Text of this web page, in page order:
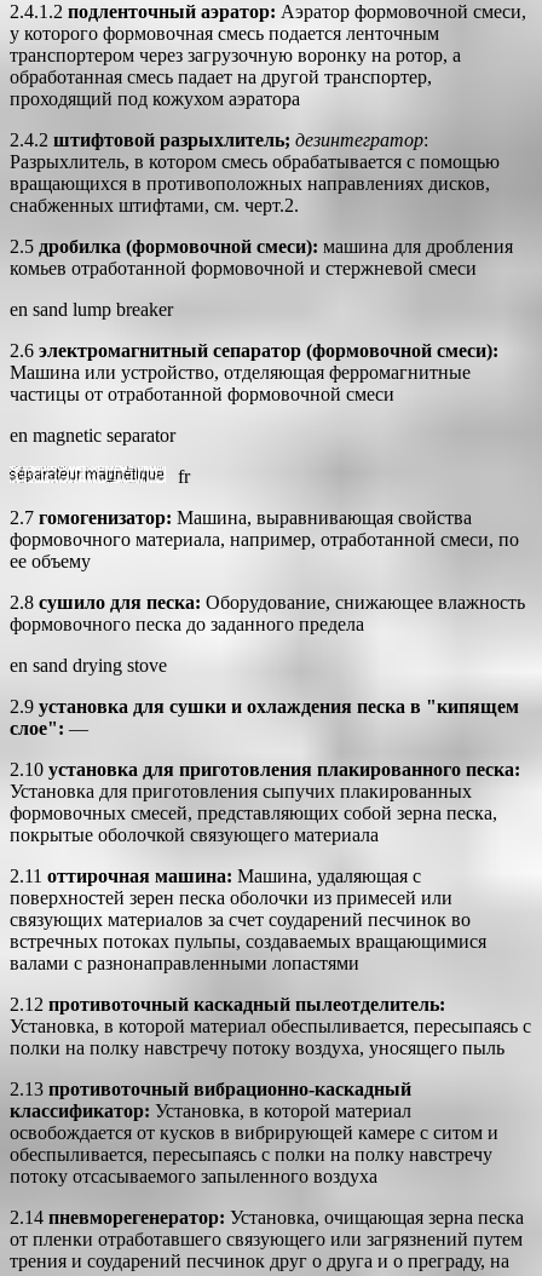
2.4.1.2 подленточный аэратор: Аэратор формовочной смеси,
у которого формовочная смесь подается ленточным
транспортером через загрузочную воронку на ротор, а
обработанная смесь падает на другой транспортер,
проходящий под кожухом аэратора
2.4.2 штифтовой разрыхлитель; дезинтегратор:
Разрыхлитель, в котором смесь обрабатывается с помощью
вращающихся в противоположных направлениях дисков,
снабженных штифтами, см. черт.2.
2.5 дробилка (формовочной смеси): машина для дробления
комьев отработанной формовочной и стержневой смеси
en sand lump breaker
2.6 электромагнитный сепаратор (формовочной смеси):
Машина или устройство, отделяющая ферромагнитные
частицы от отработанной формовочной смеси
en magnetic separator
fr
2.7 гомогенизатор: Машина, выравнивающая свойства
формовочного материала, например, отработанной смеси, по
ее объему
2.8 сушило для песка: Оборудование, снижающее влажность
формовочного песка до заданного предела
en sand drying stove
2.9 установка для сушки и охлаждения песка в "кипящем
слое": —
2.10 установка для приготовления плакированного песка:
Установка для приготовления сыпучих плакированных
формовочных смесей, представляющих собой зерна песка,
покрытые оболочкой связующего материала
2.11 оттирочная машина: Машина, удаляющая с
поверхностей зерен песка оболочки из примесей или
связующих материалов за счет соударений песчинок во
встречных потоках пульпы, создаваемых вращающимися
валами с разнонаправленными лопастями
2.12 противоточный каскадный пылеотделитель:
Установка, в которой материал обеспыливается, пересыпаясь с
полки на полку навстречу потоку воздуха, уносящего пыль
2.13 противоточный вибрационно-каскадный
классификатор: Установка, в которой материал
освобождается от кусков в вибрирующей камере с ситом и
обеспыливается, пересыпаясь c полки на полку навстречу
потоку отсасываемого запыленного воздуха
2.14 пневморегенератор: Установка, очищающая зерна песка
от пленки отработавшего связующего или загрязнений путем
трения и соударений песчинок друг о друга и о преграду, на